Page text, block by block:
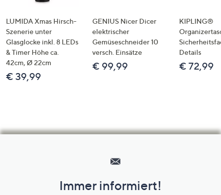
LUMIDA Xmas Hirsch-
Szenerie unter
Glasglocke inkl. 8 LEDs
& Timer Höhe ca.
42cm, Ø 22cm
€ 39,99
GENIUS Nicer Dicer
elektrischer
Gemüseschneider 10
versch. Einsätze
€ 99,99
KIPLING®
Details
€ 72,99
Unternehmensinformationen
Immer informiert!